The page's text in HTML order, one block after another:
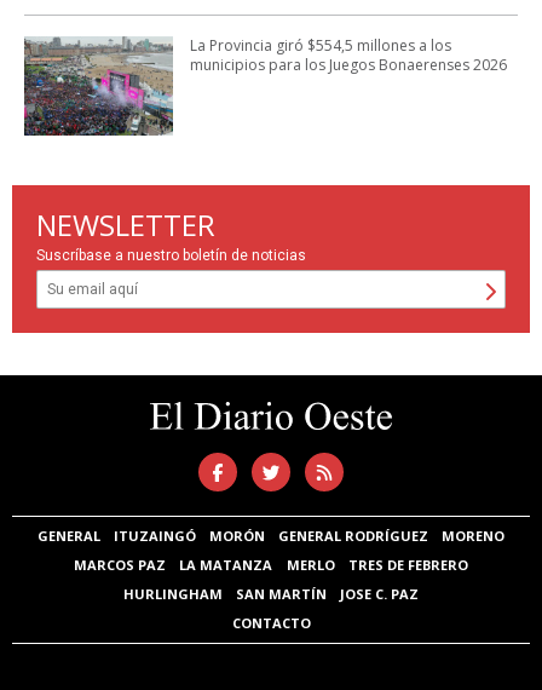
La Provincia giró $554,5 millones a los
municipios para los Juegos Bonaerenses 2026
NEWSLETTER
Suscríbase a nuestro boletín de noticias
GENERAL ITUZAINGÓ MORÓN GENERAL RODRÍGUEZ
MORENO
MARCOS PAZ
LA MATANZA MERLO
TRES DE FEBRERO
HURLINGHAM
SAN MARTÍN
JOSE C. PAZ
CONTACTO